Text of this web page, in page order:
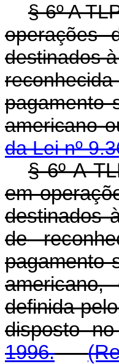
§ 6º A
operações
destinados
pagamento
americano
da Lei nº
§ 6º A
em
destinados
de
pagamento
definida
disposto
1996.